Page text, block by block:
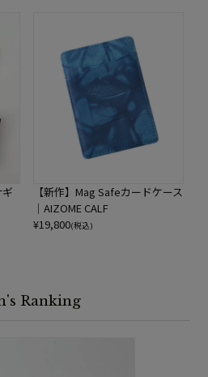
【新作】Mag Safeカードケース
｜AIZOME CALF
¥19,800(税込)
Ranking